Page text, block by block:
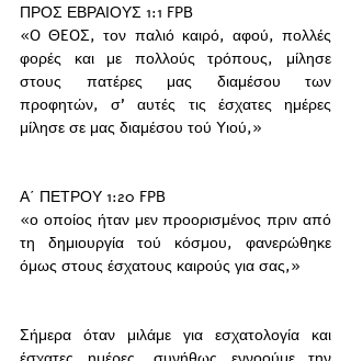
ΠΡΟΣ ΕΒΡΑΙΟΥΣ 1:1 FPB
«O ΘEOΣ, τον παλιό καιρό, αφού, πολλές
φορές και με πολλούς τρόπους, μίλησε
στους πατέρες μας διαμέσου των
προφητών, σ’ αυτές τις έσχατες ημέρες
μίλησε σε μας διαμέσου τού Yιού,»
Α΄ ΠΕΤΡΟΥ 1:20 FPB
«ο οποίος ήταν μεν προορισμένος πριν από
τη δημιουργία τού κόσμου, φανερώθηκε
όμως στους έσχατους καιρούς για σας,»
Σήμερα όταν μιλάμε για εσχατολογία και